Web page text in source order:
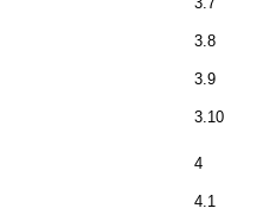
3.8
3.9
3.10
4
4.1